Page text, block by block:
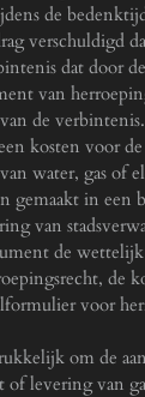
de
verschuldigd
dat door
van
de verbintenis.
kosten voor
water, gas of
gemaakt in een
van
de
de
voor
om de
levering van